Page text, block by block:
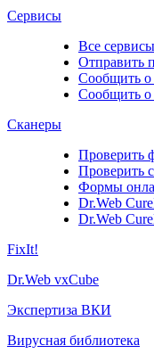
Сервисы
Все сервисы
Отправить
Сообщить о
Сообщить о
Сканеры
Проверить
Проверить
Формы
Dr.Web
Dr.Web
FixIt!
Dr.Web vxCube
Экспертиза ВКИ
Вирусная библиотека